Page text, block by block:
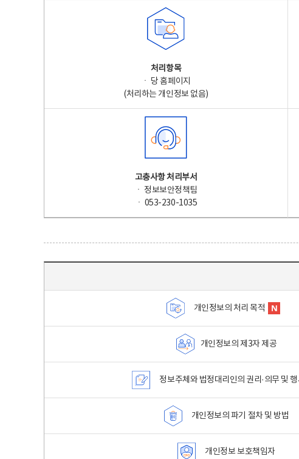
처리항목
ㆍ 당 홈페이지
(처리하는 개인정보 없음)
고충사항 처리부서
ㆍ 정보보안정책팀
ㆍ 053-230-1035
개인정보의 처리 목적
개인정보의 제3자 제공
정보주체와 법정대리인의 권리·의무 및
개인정보의 파기 절차 및 방법
개인정보 보호책임자